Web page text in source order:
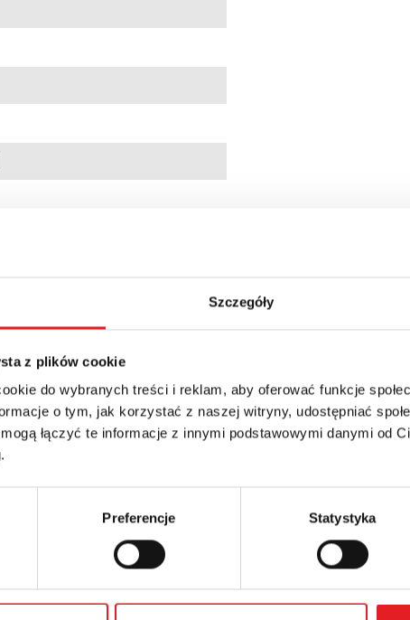
Szczegóły
z plików cookie
do wybranych treści i reklam, aby oferować funkcje
o tym, jak korzystać z naszej witryny, udostępniać
łączyć te informacje z innymi podstawowymi danymi od
Preferencje Statystyka
details of the offer